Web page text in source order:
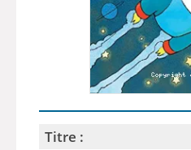
Titre :